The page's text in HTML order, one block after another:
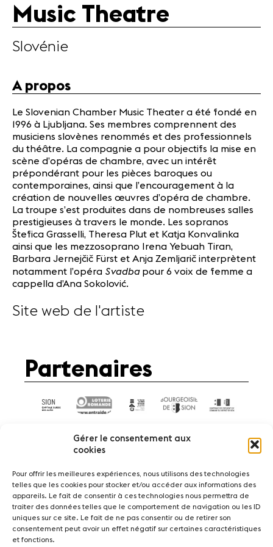
Gérer le consentement aux
cookies
Pour offrir les meilleures expériences, nous utilisons des technologies
telles que les cookies pour stocker et/ou accéder aux informations des
appareils. Le fait de consentir à ces technologies nous permettra de
traiter des données telles que le comportement de navigation ou les ID
uniques sur ce site. Le fait de ne pas consentir ou de retirer son
consentement peut avoir un effet négatif sur certaines caractéristiques
et fonctions.
Partenaires
Infos
Concerts
Médiation
Médias
Revue de
presse
Emplois
A propos
Mentions
légales
Contact
Music Theatre
Slovénie
A propos
Le Slovenian Chamber Music Theater a été fondé en
1996 à Ljubljana. Ses membres comprennent des
musiciens slovènes renommés et des professionnels
du théâtre. La compagnie a pour objectifs la mise en
scène d’opéras de chambre, avec un intérêt
prépondérant pour les pièces baroques ou
contemporaines, ainsi que l’encouragement à la
création de nouvelles œuvres d’opéra de chambre.
La troupe s’est produites dans de nombreuses salles
prestigieuses à travers le monde. Les sopranos
Štefica Grasselli, Theresa Plut et Katja Konvalinka
ainsi que les mezzosoprano Irena Yebuah Tiran,
Barbara Jernejčič Fürst et Anja Zemljarič interprètent
notamment l’opéra Svadbapour 6 voix de femme a
cappella d’Ana Sokolović.
Site web de l'artiste
Partenaires
ActualitésConcertsBénévoles
Médiation
Revue de presse